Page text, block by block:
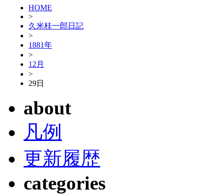
HOME
>
久米桂一郎日記
>
1881年
>
12月
>
29日
about
凡例
更新履歴
categories